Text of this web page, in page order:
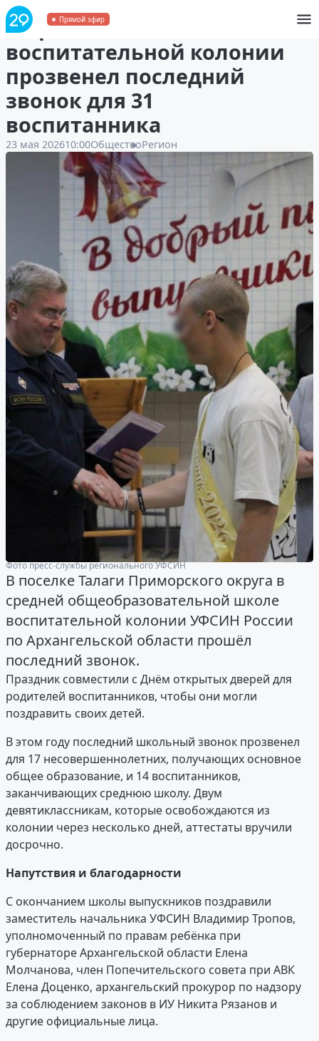
Прямой эфир
В Архангельской
воспитательной колонии
прозвенел последний
звонок для 31
воспитанника
23 мая 202610:00ОбществоРегион
Фото пресс-службы регионального УФСИН
В поселке Талаги Приморского округа в
средней общеобразовательной школе
воспитательной колонии УФСИН России
по Архангельской области прошёл
последний звонок.
Праздник совместили с Днём открытых дверей для
родителей воспитанников, чтобы они могли
поздравить своих детей.
В этом году последний школьный звонок прозвенел
для 17 несовершеннолетних, получающих основное
общее образование, и 14 воспитанников,
заканчивающих среднюю школу. Двум
девятиклассникам, которые освобождаются из
колонии через несколько дней, аттестаты вручили
досрочно.
Напутствия и благодарности
С окончанием школы выпускников поздравили
заместитель начальника УФСИН Владимир Тропов,
уполномоченный по правам ребёнка при
губернаторе Архангельской области Елена
Молчанова, член Попечительского совета при АВК
Елена Доценко, архангельский прокурор по надзору
за соблюдением законов в ИУ Никита Рязанов и
другие официальные лица.